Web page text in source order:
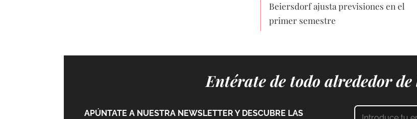
Beiersdorf ajusta previsiones en el
primer semestre
Entérate de todo alrededor de
APÚNTATE A NUESTRA NEWSLETTER Y DESCUBRE LAS